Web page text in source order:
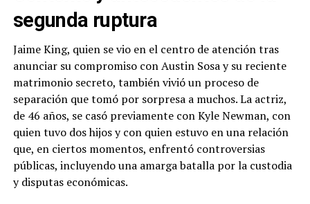
segunda ruptura
Jaime King, quien se vio en el centro de atención tras
anunciar su compromiso con Austin Sosa y su reciente
matrimonio secreto, también vivió un proceso de
separación que tomó por sorpresa a muchos. La actriz,
de 46 años, se casó previamente con Kyle Newman, con
quien tuvo dos hijos y con quien estuvo en una relación
que, en ciertos momentos, enfrentó controversias
públicas, incluyendo una amarga batalla por la custodia
y disputas económicas.